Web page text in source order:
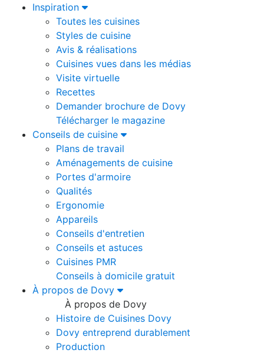
Inspiration
Toutes les cuisines
Styles de cuisine
Avis & réalisations
Cuisines vues dans les médias
Visite virtuelle
Recettes
Demander brochure de Dovy
Télécharger le magazine
Conseils de cuisine
Plans de travail
Aménagements de cuisine
Portes d'armoire
Qualités
Ergonomie
Appareils
Conseils d'entretien
Conseils et astuces
Cuisines PMR
Conseils à domicile gratuit
À propos de Dovy
À propos de Dovy
Histoire de Cuisines Dovy
Dovy entreprend durablement
Production